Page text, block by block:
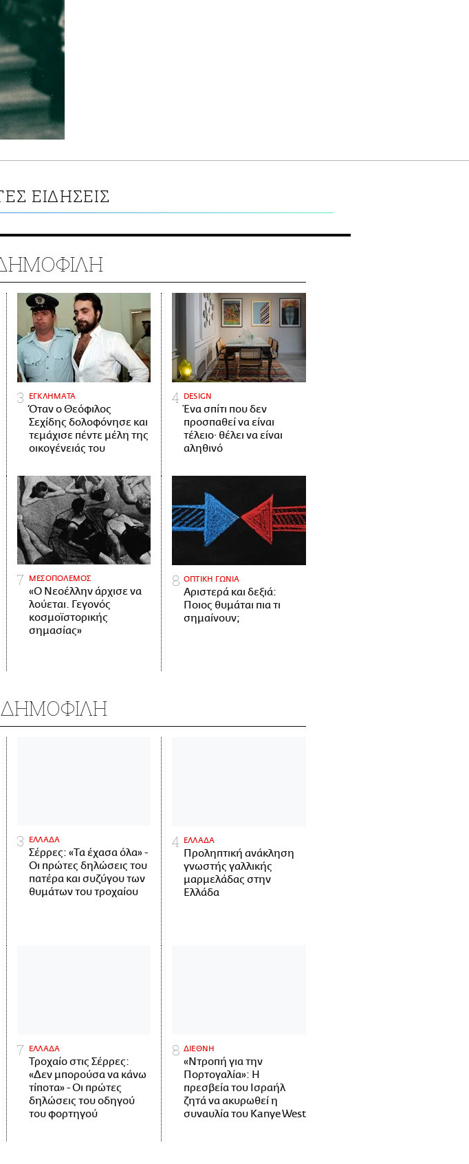
ΕΙΔΗΣΕΙΣ
ΕΓΚΛΗΜΑΤΑ
Όταν ο Θεόφιλος
Σεχίδης δολοφόνησε και
τεμάχισε πέντε μέλη της
οικογένειάς του
DESIGN
Ένα σπίτι που δεν
προσπαθεί να είναι
τέλειο· θέλει να είναι
αληθινό
ΜΕΣΟΠΟΛΕΜΟΣ
«Ο Νεοέλλην άρχισε να
λούεται. Γεγονός
κοσμοϊστορικής
σημασίας»
ΟΠΤΙΚΗ ΓΩΝΙΑ
Αριστερά και δεξιά:
Ποιος θυμάται πια τι
σημαίνουν;
ΔΗΜΟΦΙΛΗ
ΕΛΛΑΔΑ
Σέρρες: «Τα έχασα όλα» -
Οι πρώτες δηλώσεις του
πατέρα και συζύγου των
θυμάτων του τροχαίου
ΕΛΛΑΔΑ
Προληπτική ανάκληση
γνωστής γαλλικής
μαρμελάδας στην
Ελλάδα
ΕΛΛΑΔΑ
Τροχαίο στις Σέρρες:
«Δεν μπορούσα να κάνω
τίποτα» - Οι πρώτες
δηλώσεις του οδηγού
του φορτηγού
ΔΙΕΘΝΗ
«Ντροπή για την
Πορτογαλία»: Η
πρεσβεία του Ισραήλ
ζητά να ακυρωθεί η
συναυλία του Kanye West